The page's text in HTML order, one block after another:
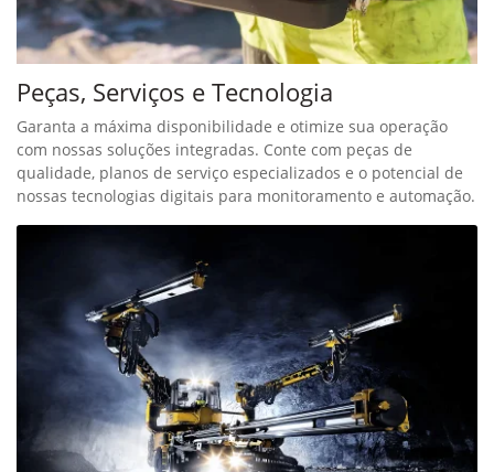
Peças, Serviços e Tecnologia
Garanta a máxima disponibilidade e otimize sua operação
com nossas soluções integradas. Conte com peças de
qualidade, planos de serviço especializados e o potencial de
nossas tecnologias digitais para monitoramento e automação.